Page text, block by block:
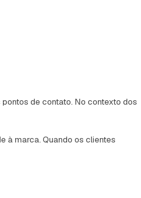
de contato. No contexto dos
à marca. Quando os clientes